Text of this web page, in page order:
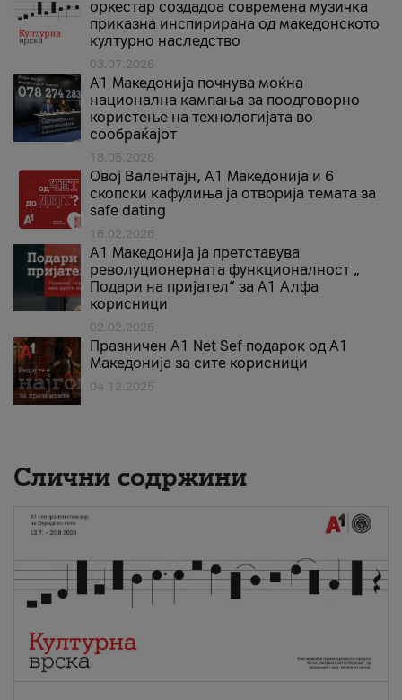
оркестар создадоа современа музичка
приказна инспирирана од македонското
културно наследство
03.07.2026
A1 Македонија почнува моќна
национална кампања за поодговорно
користење на технологијата во
сообраќајот
18.05.2026
Овој Валентајн, A1 Македонија и 6
скопски кафулиња ја отворија темата за
safe dating
16.02.2026
А1 Македонија ја претставува
револуционерната функционалност „
Подари на пријател“ за А1 Алфа
корисници
02.02.2026
Празничен A1 Net Sеf подарок од А1
Македонија за сите корисници
04.12.2025
Слични содржини